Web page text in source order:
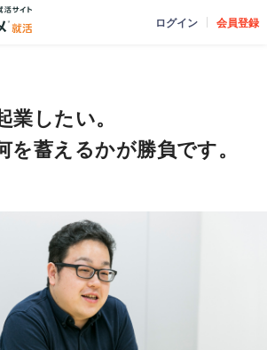
ログイン 会員登録
したい。
を蓄えるかが勝負です。